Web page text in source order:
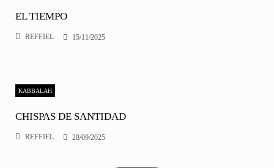
EL TIEMPO
REFFIEL 15/11/2025
KABBALAH
CHISPAS DE SANTIDAD
REFFIEL 28/09/2025